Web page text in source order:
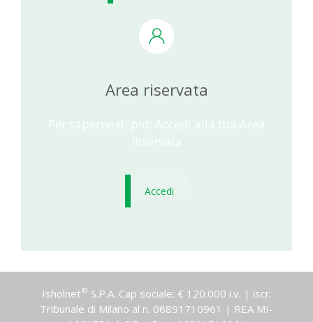
Area riservata
Per saperne di più: Accedi alla tua Area
Riservata
Accedi
Isholnet© S.P.A. Cap sociale: € 120.000 i.v. | iscr.
Tribunale di Milano al n. 06891710961 | REA MI-